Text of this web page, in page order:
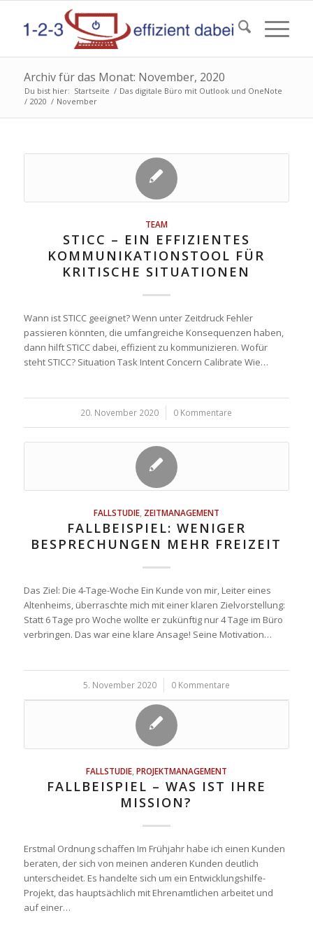
Archiv für das Monat: November, 2020
Du bist hier: Startseite / Das digitale Büro mit Outlook und OneNote
/ 2020 / November
TEAM
STICC – EIN EFFIZIENTES
KOMMUNIKATIONSTOOL FÜR
KRITISCHE SITUATIONEN
Wann ist STICC geeignet? Wenn unter Zeitdruck Fehler
passieren könnten, die umfangreiche Konsequenzen haben,
dann hilft STICC dabei, effizient zu kommunizieren. Wofür
steht STICC? Situation Task Intent Concern Calibrate Wie…
20. November 2020
/ 0 Kommentare
FALLSTUDIE, ZEITMANAGEMENT
FALLBEISPIEL: WENIGER
BESPRECHUNGEN MEHR FREIZEIT
Das Ziel: Die 4-Tage-Woche Ein Kunde von mir, Leiter eines
Altenheims, überraschte mich mit einer klaren Zielvorstellung:
Statt 6 Tage pro Woche wollte er zukünftig nur 4 Tage im Büro
verbringen. Das war eine klare Ansage! Seine Motivation…
5. November 2020
/ 0 Kommentare
FALLSTUDIE, PROJEKTMANAGEMENT
FALLBEISPIEL – WAS IST IHRE
MISSION?
Erstmal Ordnung schaffen Im Frühjahr habe ich einen Kunden
beraten, der sich von meinen anderen Kunden deutlich
unterscheidet. Es handelte sich um ein Entwicklungshilfe-
Projekt, das hauptsächlich mit Ehrenamtlichen arbeitet und
auf einer…